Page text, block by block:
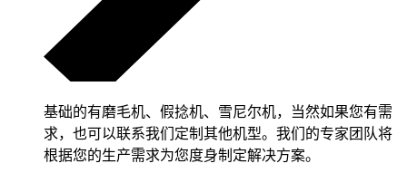
基础的有磨毛机、假捻机、雪尼尔机，当然如果您有需
求，也可以联系我们定制其他机型。我们的专家团队将
根据您的生产需求为您度身制定解决方案。